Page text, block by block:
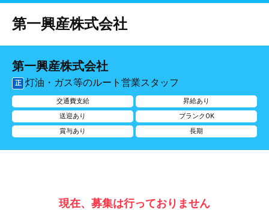
第一興産株式会社
第一興産株式会社
正 灯油・ガス等のルート営業スタッフ
交通費支給
昇給あり
送迎あり
ブランクOK
賞与あり
長期
現在、募集は行っておりません